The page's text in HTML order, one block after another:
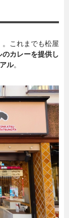
これまでも松屋
カレーを提供し
ル。